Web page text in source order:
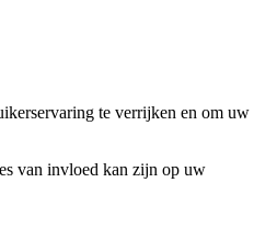
te verrijken en om uw
van invloed kan zijn op uw